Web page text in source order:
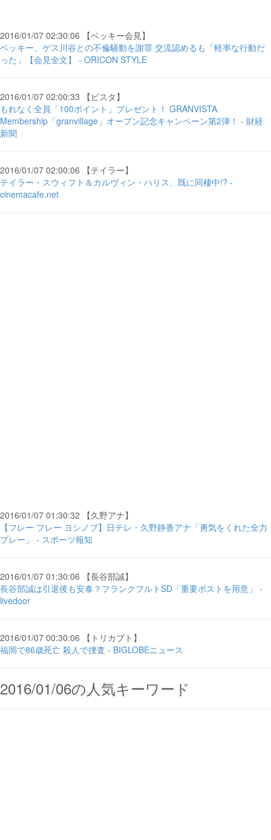
2016/01/07 02:30:06 【ベッキー会見】
ベッキー、ゲス川谷との不倫騒動を謝罪 交流認めるも「軽率な行動だ
った」【会見全文】 - ORICON STYLE
2016/01/07 02:00:33 【ビスタ】
もれなく全員「100ポイント」プレゼント！ GRANVISTA
Membership「granvillage」オープン記念キャンペーン第2弾！ - 財経
新聞
2016/01/07 02:00:06 【テイラー】
テイラー・スウィフト＆カルヴィン・ハリス、既に同棲中!? -
cinemacafe.net
2016/01/07 01:30:32 【久野アナ】
【フレー フレー ヨシノブ】日テレ・久野静香アナ「勇気をくれた全力
プレー」 - スポーツ報知
2016/01/07 01:30:06 【長谷部誠】
長谷部誠は引退後も安泰？フランクフルトSD「重要ポストを用意」 -
livedoor
2016/01/07 00:30:06 【トリカブト】
福岡で86歳死亡 殺人で捜査 - BIGLOBEニュース
2016/01/06の人気キーワード